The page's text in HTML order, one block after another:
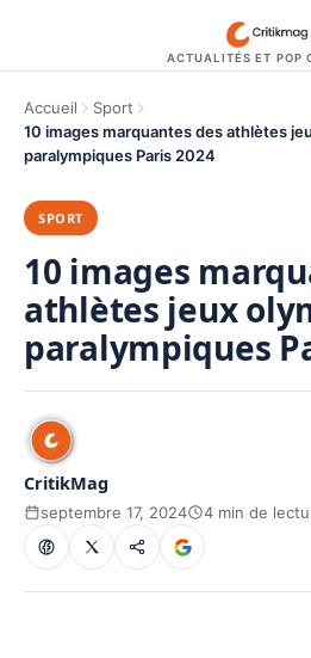
ACTUALITÉS ET POP
Accueil
Sport
10 images marquantes des athlètes
paralympiques Paris 2024
SPORT
10 images
athlètes jeux
paralympiques
CritikMag
septembre 17, 2024 4 min de